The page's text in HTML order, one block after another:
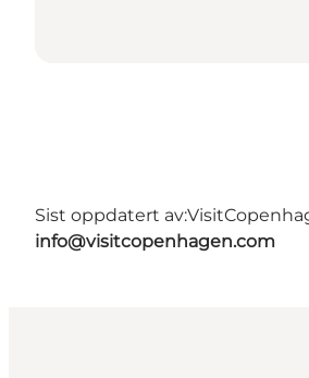
Sist oppdatert av:
info@visitcopenhagen.com